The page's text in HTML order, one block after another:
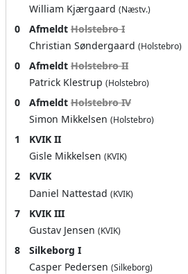
William Kjærgaard (Næstv.)
0 AfmeldtHolstebro I
Christian Søndergaard (Holstebro)
0 AfmeldtHolstebro II
Patrick Klestrup (Holstebro)
0 AfmeldtHolstebro IV
Simon Mikkelsen (Holstebro)
1
KVIK II
Gisle Mikkelsen (KVIK)
2
KVIK
Daniel Nattestad (KVIK)
7
KVIK III
Gustav Jensen (KVIK)
8
Silkeborg I
Casper Pedersen (Silkeborg)